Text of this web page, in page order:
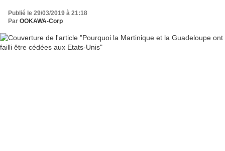
Publié le 29/03/2019 à 21:18
Par OOKAWA-Corp